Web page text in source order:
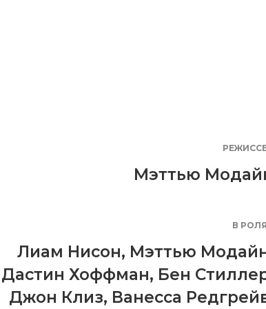
Мэттью
В
Лиам Нисон, Мэттью
Дастин Хоффман, Бен
Джон Клиз, Ванесса